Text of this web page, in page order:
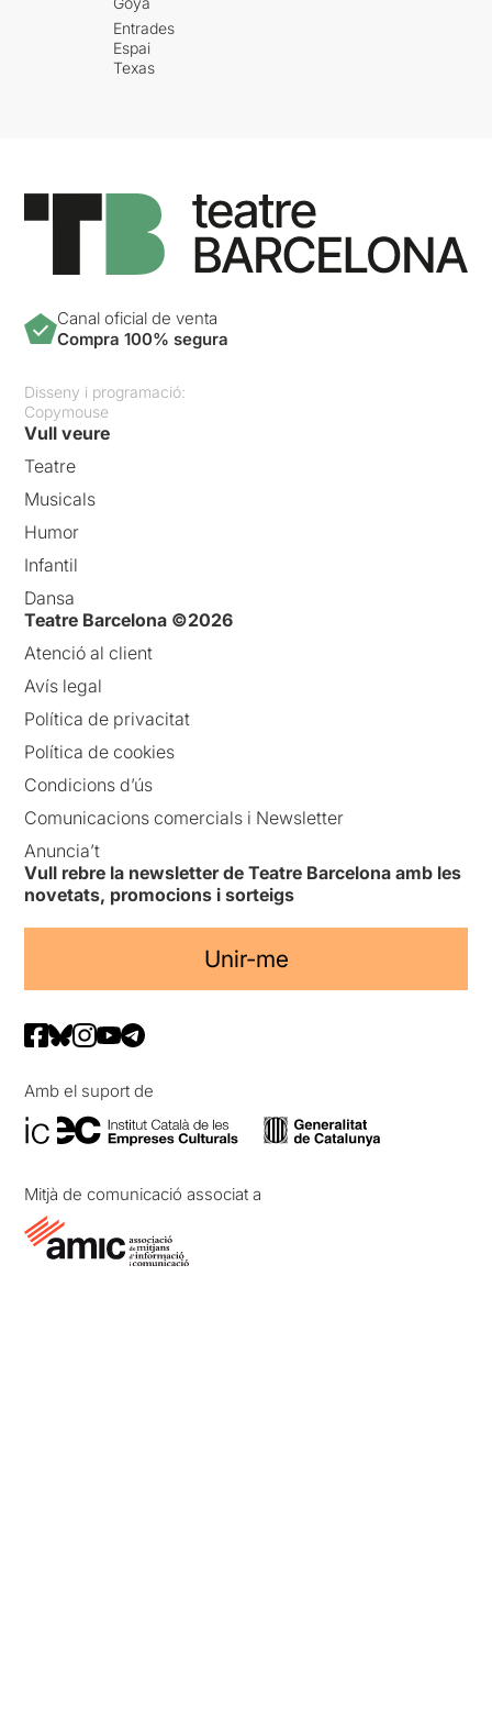
Entrades
Espai
Texas
Canal oficial de venta
Compra 100% segura
Disseny i programació:
Copymouse
Vull veure
Teatre
Musicals
Humor
Infantil
Dansa
Teatre Barcelona ©2026
Atenció al client
Avís legal
Política de privacitat
Política de cookies
Condicions d’ús
Comunicacions comercials i Newsletter
Anuncia’t
Vull rebre la newsletter de Teatre Barcelona amb les
novetats, promocions i sorteigs
Unir-me
Amb el suport de
Mitjà de comunicació associat a